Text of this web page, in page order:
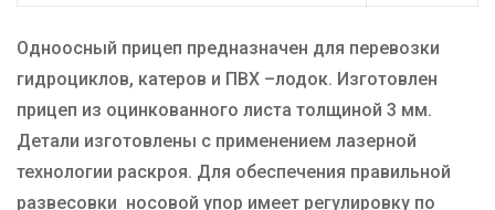
Одноосный прицеп предназначен для перевозки
гидроциклов, катеров и ПВХ –лодок. Изготовлен
прицеп из оцинкованного листа толщиной 3 мм.
Детали изготовлены с применением лазерной
технологии раскроя. Для обеспечения правильной
развесовки носовой упор имеет регулировку по